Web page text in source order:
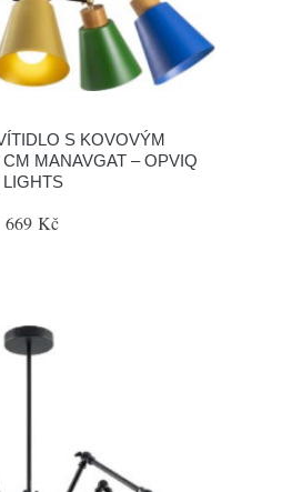
S KOVOVÝM
MANAVGAT – OPVIQ
LIGHTS
669 Kč